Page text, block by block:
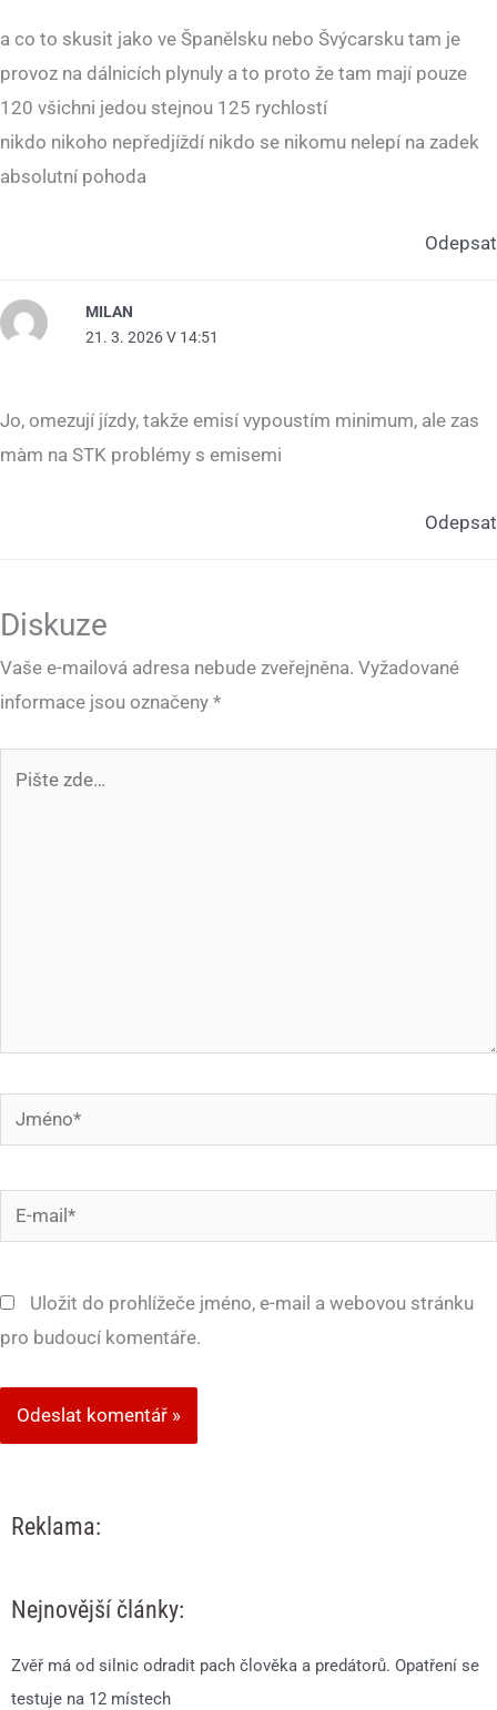
a co to skusit jako ve Španělsku nebo Švýcarsku tam je
provoz na dálnicích plynuly a to proto že tam mají pouze
120 všichni jedou stejnou 125 rychlostí
nikdo nikoho nepředjíždí nikdo se nikomu nelepí na zadek
absolutní pohoda
Odepsat
MILAN
21. 3. 2026 V 14:51
Jo, omezují jízdy, takže emisí vypoustím minimum, ale zas
màm na STK problémy s emisemi
Odepsat
Diskuze
Vaše e-mailová adresa nebude zveřejněna. Vyžadované
informace jsou označeny *
Jméno*
mail*
Uložit do prohlížeče jméno, e-mail a webovou stránku
pro budoucí komentáře.
Reklama:
Nejnovější články:
Zvěř má od silnic odradit pach člověka a predátorů. Opatření se
testuje na 12 místech